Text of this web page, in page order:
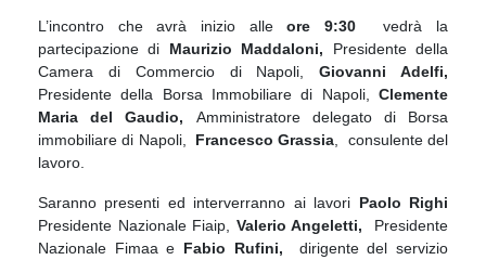
L’incontro che avrà inizio alleore 9:30 vedrà la
partecipazione di Maurizio Maddaloni, Presidente della
Camera di Commercio di Napoli,Giovanni Adelfi,
Presidente della Borsa Immobiliare di Napoli,
Clemente
Maria del Gaudio, Amministratore delegato di Borsa
immobiliare di Napoli, Francesco Grassia , consulente del
lavoro.
Saranno presenti ed interverranno ai lavori Paolo Righi
Presidente Nazionale Fiaip, Valerio Angeletti, Presidente
Nazionale Fimaa e Fabio Rufini,
dirigente del servizio